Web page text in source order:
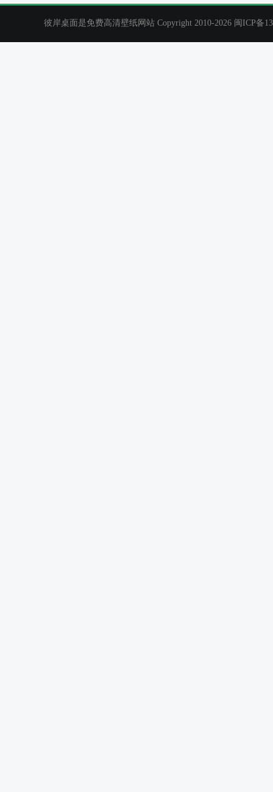
彼岸桌面是免费高清壁纸网站 Copyright 2010-2026 闽ICP备